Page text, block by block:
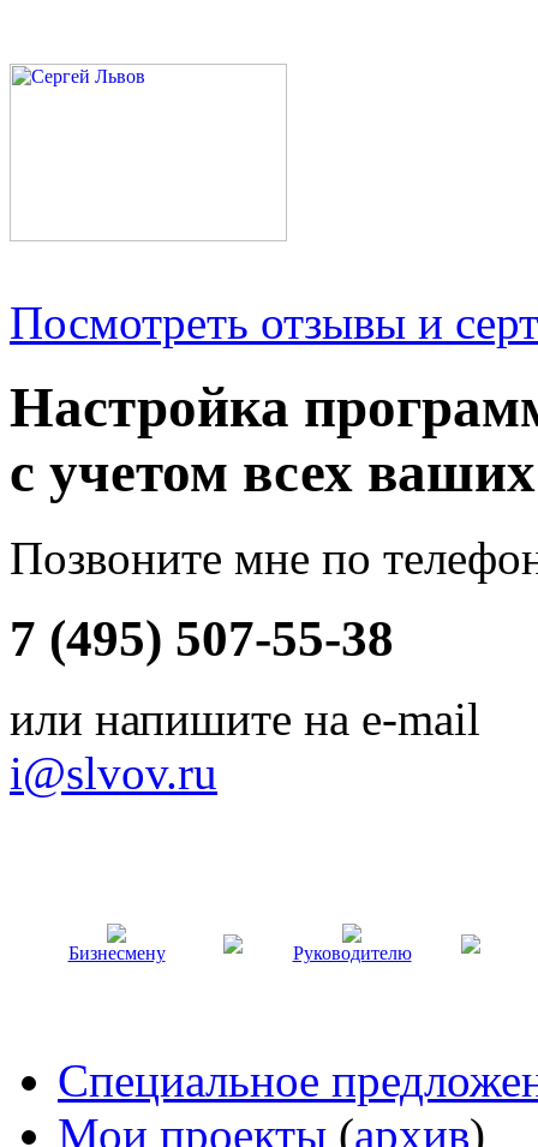
Посмотреть отзывы и
Настройка
с учетом всех
Позвоните мне по
7 (495) 507-55-38
или напишите на e-mail
i@slvov.ru
Бизнесмену Руководителю
Специальное
Мои проекты (архив)